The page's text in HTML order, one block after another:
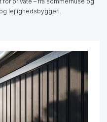
lejlighedsbyggeri.